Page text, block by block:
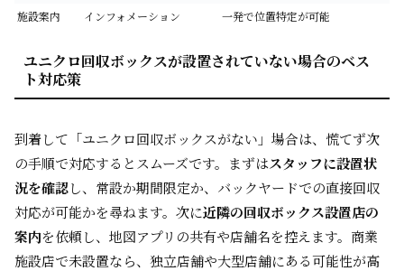
施設案内
インフォメーション 一発で位置特定が可能
ユニクロ回収ボックスが設置されていない場合のベス
ト対応策
到着して「ユニクロ回収ボックスがない」場合は、慌てず次
の手順で対応するとスムーズです。まずはスタッフに設置状
況を確認し、常設か期間限定か、バックヤードでの直接回収
対応が可能かを尋ねます。次に近隣の回収ボックス設置店の
案内を依頼し、地図アプリの共有や店舗名を控えます。商業
施設店で未設置なら、独立店舗や大型店舗にある可能性が高